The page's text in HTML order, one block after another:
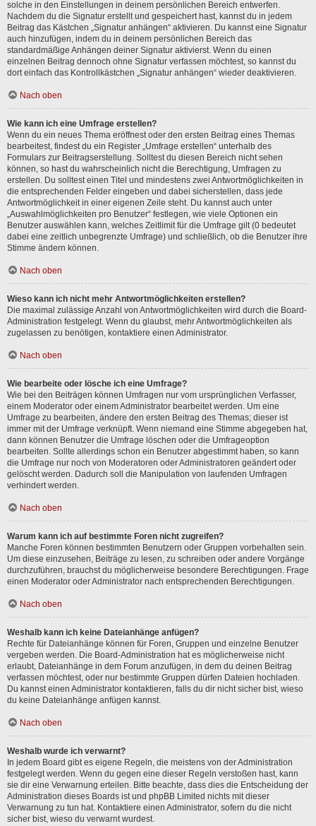
solche in den Einstellungen in deinem persönlichen Bereich entwerfen.
Nachdem du die Signatur erstellt und gespeichert hast, kannst du in jedem
Beitrag das Kästchen „Signatur anhängen“ aktivieren. Du kannst eine Signatur
auch hinzufügen, indem du in deinem persönlichen Bereich das
standardmäßige Anhängen deiner Signatur aktivierst. Wenn du einen
einzelnen Beitrag dennoch ohne Signatur verfassen möchtest, so kannst du
dort einfach das Kontrollkästchen „Signatur anhängen“ wieder deaktivieren.
Nach oben
Wie kann ich eine Umfrage erstellen?
Wenn du ein neues Thema eröffnest oder den ersten Beitrag eines Themas
bearbeitest, findest du ein Register „Umfrage erstellen“ unterhalb des
Formulars zur Beitragserstellung. Solltest du diesen Bereich nicht sehen
können, so hast du wahrscheinlich nicht die Berechtigung, Umfragen zu
erstellen. Du solltest einen Titel und mindestens zwei Antwortmöglichkeiten in
die entsprechenden Felder eingeben und dabei sicherstellen, dass jede
Antwortmöglichkeit in einer eigenen Zeile steht. Du kannst auch unter
„Auswahlmöglichkeiten pro Benutzer“ festlegen, wie viele Optionen ein
Benutzer auswählen kann, welches Zeitlimit für die Umfrage gilt (0 bedeutet
dabei eine zeitlich unbegrenzte Umfrage) und schließlich, ob die Benutzer ihre
Stimme ändern können.
Nach oben
Wieso kann ich nicht mehr Antwortmöglichkeiten erstellen?
Die maximal zulässige Anzahl von Antwortmöglichkeiten wird durch die Board-
Administration festgelegt. Wenn du glaubst, mehr Antwortmöglichkeiten als
zugelassen zu benötigen, kontaktiere einen Administrator.
Nach oben
Wie bearbeite oder lösche ich eine Umfrage?
Wie bei den Beiträgen können Umfragen nur vom ursprünglichen Verfasser,
einem Moderator oder einem Administrator bearbeitet werden. Um eine
Umfrage zu bearbeiten, ändere den ersten Beitrag des Themas; dieser ist
immer mit der Umfrage verknüpft. Wenn niemand eine Stimme abgegeben hat,
dann können Benutzer die Umfrage löschen oder die Umfrageoption
bearbeiten. Sollte allerdings schon ein Benutzer abgestimmt haben, so kann
die Umfrage nur noch von Moderatoren oder Administratoren geändert oder
gelöscht werden. Dadurch soll die Manipulation von laufenden Umfragen
verhindert werden.
Nach oben
Warum kann ich auf bestimmte Foren nicht zugreifen?
Manche Foren können bestimmten Benutzern oder Gruppen vorbehalten sein.
Um diese einzusehen, Beiträge zu lesen, zu schreiben oder andere Vorgänge
durchzuführen, brauchst du möglicherweise besondere Berechtigungen. Frage
einen Moderator oder Administrator nach entsprechenden Berechtigungen.
Nach oben
Weshalb kann ich keine Dateianhänge anfügen?
Rechte für Dateianhänge können für Foren, Gruppen und einzelne Benutzer
vergeben werden. Die Board-Administration hat es möglicherweise nicht
erlaubt, Dateianhänge in dem Forum anzufügen, in dem du deinen Beitrag
verfassen möchtest, oder nur bestimmte Gruppen dürfen Dateien hochladen.
Du kannst einen Administrator kontaktieren, falls du dir nicht sicher bist, wieso
du keine Dateianhänge anfügen kannst.
Nach oben
Weshalb wurde ich verwarnt?
In jedem Board gibt es eigene Regeln, die meistens von der Administration
festgelegt werden. Wenn du gegen eine dieser Regeln verstoßen hast, kann
sie dir eine Verwarnung erteilen. Bitte beachte, dass dies die Entscheidung der
Administration dieses Boards ist und phpBB Limited nichts mit dieser
Verwarnung zu tun hat. Kontaktiere einen Administrator, sofern du die nicht
sicher bist, wieso du verwarnt wurdest.